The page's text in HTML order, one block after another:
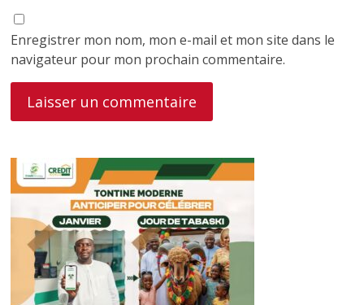
Enregistrer mon nom, mon e-mail et mon site dans le
navigateur pour mon prochain commentaire.